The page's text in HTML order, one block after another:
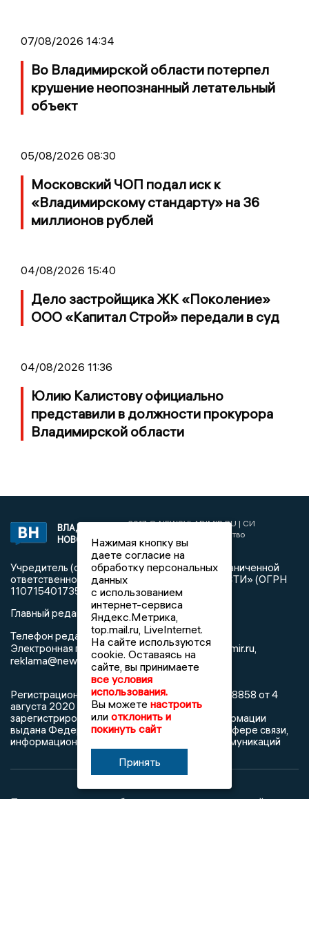
07/08/2026 14:34
Во Владимирской области потерпел
крушение неопознанный летательный
объект
05/08/2026 08:30
Московский ЧОП подал иск к
«Владимирскому стандарту» на 36
миллионов рублей
04/08/2026 15:40
Дело застройщика ЖК «Поколение»
ООО «Капитал Строй» передали в суд
04/08/2026 11:36
Юлию Калистову официально
представили в должности прокурора
Владимирской области
ВЛАДИМИРСКИЕ
НОВОСТИ
2017 © NEWSVLADIMIR.RU | СИ
«Информационное агентство
Владимирские новости»
Учредитель (соучредители): Общество с ограниченной
ответственностью «РЕГИОНАЛЬНЫЕ НОВОСТИ» (ОГРН
1107154017354)
Главный редактор: Мазов С. А.
Телефон редакции:8 (4922) 666916
Электронная почта редакции:info@newsvladimir.ru
reklama@newsvladimir.ru
Регистрационный номер: серия Эл № ФС77-78858 от 4
августа 2020 г. согласно выписке из реестра
зарегистрированных средств массовой информации
выдана Федеральной службой по надзору в сфере связи,
информационных технологий и массовых коммуникаций
При использовании любого материала с данного сайта
Нажимая кнопку вы
даете согласие на
обработку персональных
данных
с использованием
интернет-сервиса
Яндекс.Метрика,
top.mail.ru, LiveInternet.
На сайте используются
cookie. Оставаясь на
сайте, вы принимаете
все условия
использования.
Вы можете настроить
или отклонить и
покинуть сайт
Принять